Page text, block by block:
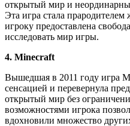
открытый мир и
Эта игра стала прародителем
игроку предоставлена
исследовать мир игры.
4. Minecraft
Вышедшая в 2011 году игра
сенсацией и перевернула
открытый мир без
возможностями игрока
вдохновили множество